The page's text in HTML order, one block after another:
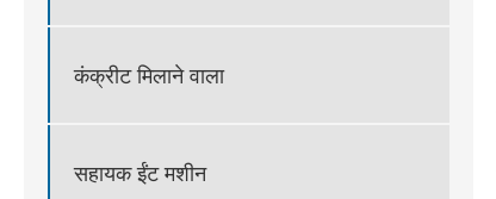
कंक्रीट मिलाने वाला
सहायक ईंट मशीन